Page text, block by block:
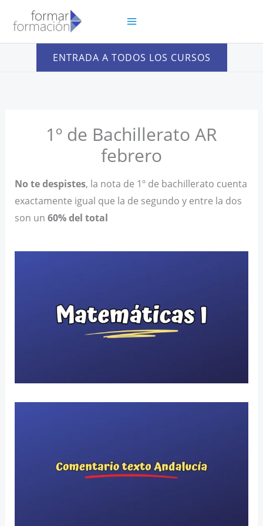
contenido
ENTRADA A TODOS LOS CURSOS
1º de Bachillerato AR
febrero
No te despistes, la nota de 1º de bachillerato cuenta
exactamente igual que la de segundo y entre la dos
son un 60% del total